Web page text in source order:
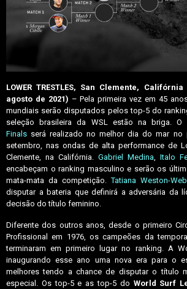
LOWER TRESTLES, San Clemente,
agosto de 2021) – Pela primeira vez em 45
mundiais serão disputados pelos top-5 do
seleção brasileira da WSL estão na briga. O
Finals será realizado no melhor dia do mar
setembro, nas ondas de alta performance de
Clemente, na Califórnia. Gabriel Medina, Italo
encabeçam o ranking masculino e serão os
mata-mata da competição.Tatiana Weston-
disputar a bateria que definirá a adversária da
decisão do título feminino.
Diferente dos outros anos, desde o primeiro
Profissional em 1976, os campeões da
terminaram em primeiro lugar no ranking. A
inaugurando esse ano uma nova era para o
melhores tendo a chance de disputar o título
especial. Os top-5 e as top-5 do World Surf